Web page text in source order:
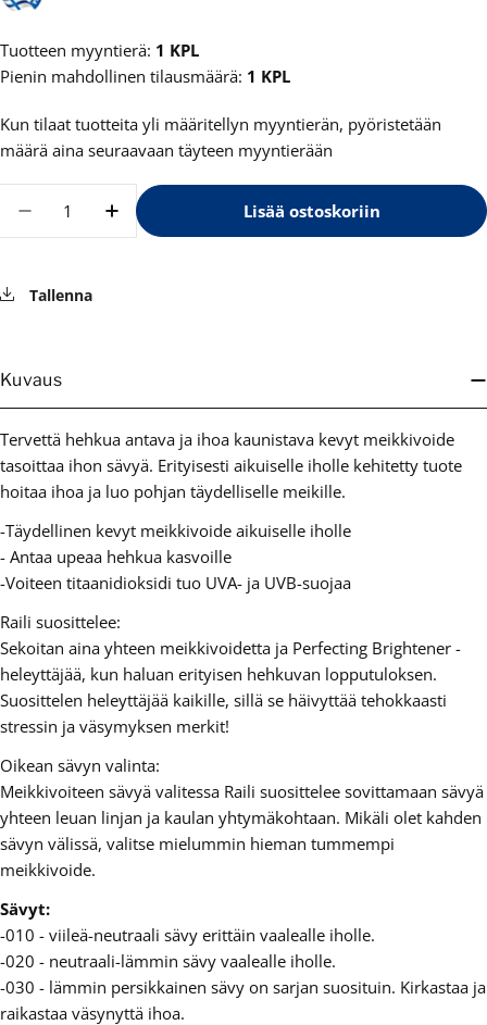
Tuotteen myyntierä: 1 KPL
Pienin mahdollinen tilausmäärä: 1 KPL
Kun tilaat tuotteita yli määritellyn myyntierän, pyöristetään
määrä aina seuraavaan täyteen myyntierään
Vähennä määrää tuotteelle By Raili
Lisää määrää tuotteelle By Raili
Lisää ostoskoriin
Tallenna
Kuvaus
Tervettä hehkua antava ja ihoa kaunistava kevyt meikkivoide
tasoittaa ihon sävyä. Erityisesti aikuiselle iholle kehitetty tuote
hoitaa ihoa ja luo pohjan täydelliselle meikille.
-Täydellinen kevyt meikkivoide aikuiselle iholle
- Antaa upeaa hehkua kasvoille
-Voiteen titaanidioksidi tuo UVA- ja UVB-suojaa
Raili suosittelee:
Sekoitan aina yhteen meikkivoidetta ja Perfecting Brightener -
heleyttäjää, kun haluan erityisen hehkuvan lopputuloksen.
Suosittelen heleyttäjää kaikille, sillä se häivyttää tehokkaasti
stressin ja väsymyksen merkit!
Oikean sävyn valinta:
Meikkivoiteen sävyä valitessa Raili suosittelee sovittamaan sävyä
yhteen leuan linjan ja kaulan yhtymäkohtaan. Mikäli olet kahden
sävyn välissä, valitse mielummin hieman tummempi
meikkivoide.
Sävyt:
-010 - viileä-neutraali sävy erittäin vaalealle iholle.
-020 - neutraali-lämmin sävy vaalealle iholle.
-030 - lämmin persikkainen sävy on sarjan suosituin. Kirkastaa ja
raikastaa väsynyttä ihoa.